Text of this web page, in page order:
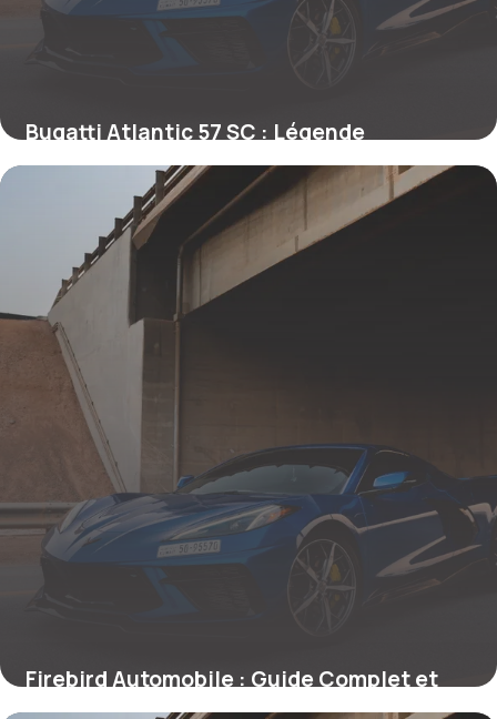
Bugatti Atlantic 57 SC : Légende
Automobile
Firebird Automobile : Guide Complet et
Prix